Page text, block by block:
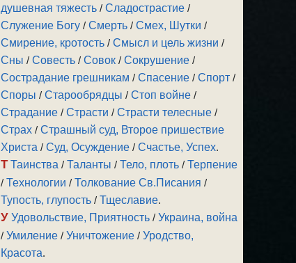
душевная тяжесть /Сладострастие /
Служение Богу /Смерть /Смех, Шутки /
Смирение, кротость /Смысл и цель жизни /
Сны /Совесть /Совок /Сокрушение /
Сострадание грешникам /Спасение /Спорт /
Споры /Старообрядцы /Стоп войне /
Страдание /Страсти /Страсти телесные /
Страх /Страшный суд, Второе пришествие
Христа /Суд, Осуждение /Счастье, Успех.
Т Таинства /Таланты /Тело, плоть /Терпение
/Технологии /Толкование Св.Писания /
Тупость, глупость /Тщеславие.
У Удовольствие, Приятность /Украина, война
/Умиление /Уничтожение /Уродство,
Красота.